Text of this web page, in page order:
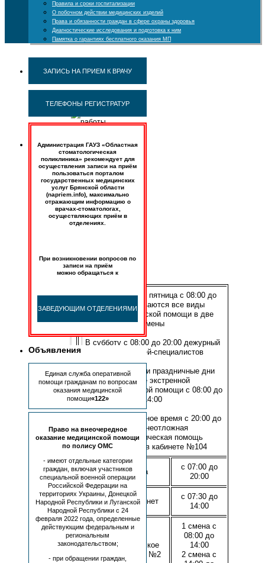
Правила и сроки госпитализации
О побочном действии медицинских изделий
Права и обязанности граждан в сфере охраны здоровья
Диагностические исследования и подготовка к ним
Памятка о гарантиях бесплатного оказания МП
Режим
учреждения
ГОЛОВНОЕ
ОТДЕЛЕНИЕ
241037,
г.
Брянск,
пр-
т
11а
Понедельник — пятница с 08:00 до
20:00 оказываются все виды
стоматологической помощи в две
смены
В субботу с 08:00 до 20:00 дежурный
прием врачей-специалистов
В воскресенье и праздничные дни
оказание экстренной
стоматологической помощи с 08:00 до
14:00
Ежедневно в ночное время с 20:00 до
07:00 – неотложная
стоматологическая помощь
оказывается в кабинете №104
Регистратура
с 07:00 до
20:00
Смотровой кабинет
с 07:30 до
14:00
Стоматологическое
отделение №1 и №2
1 смена с
08:00 до
14:00
2 смена с
ЗАПИСЬ НА ПРИЕМ К ВРАЧУ
ТЕЛЕФОНЫ РЕГИСТРАТУР
Администрация ГАУЗ «Областная
стоматологическая
поликлиника» рекомендует для
осуществления записи на приём
пользоваться порталом
государственных медицинских
услуг Брянской области
(napriem.info), максимально
отражающим информацию о
врачах-стоматологах,
осуществляющих приём в
отделениях.
При возникновении вопросов по
записи на приём
можно обращаться к
ЗАВЕДУЮЩИМ ОТДЕЛЕНИЯМИ
Объявления
Единая служба оперативной
помощи гражданам по вопросам
оказания медицинской
помощи«122»
Право на внеочередное
оказание медицинской помощи
по полису ОМС
- имеют отдельные категории
граждан, включая участников
специальной военной операции
Российской Федерации на
территориях Украины, Донецкой
Народной Республики и Луганской
Народной Республики с 24
февраля 2022 года, определенные
действующим федеральным и
региональным
законодательством;
- при обращении граждан,